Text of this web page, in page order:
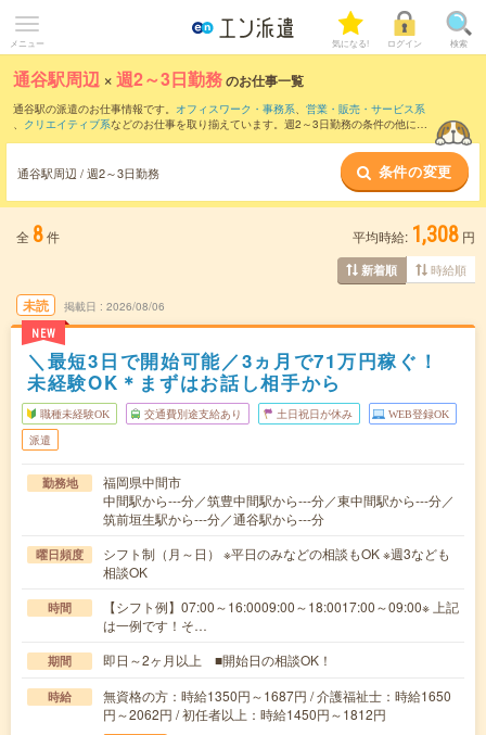
メニュー 気になる! ログイン 検索
通谷駅周辺 ×週2～3日勤務のお仕事一覧
通谷駅の派遣のお仕事情報です。 オフィスワーク・事務系、 営業・販売・サービス系
、 クリエイティブ系などのお仕事を取り揃えています。週2～3日勤務の条件の他に、
通谷駅周辺 / 週2～3日勤務 条件の変更
全 8件 平均時給: 1,308 円
新着順 時給順
未読
NEW
掲載日 2026/08/06
＼最短3日で開始可能／3ヵ月で71万円稼ぐ！
未経験OK＊まずはお話し相手から
職種未経験OK 交通費別途支給あり 土日祝日が休み WEB登録OK
派遣
勤務地
福岡県中間市
中間駅から---分／筑豊中間駅から---分／東中間駅から---分／
筑前垣生駅から---分／通谷駅から---分
曜日頻度
シフト制（月～日） ※平日のみなどの相談もOK ※週3なども
相談OK
時間
【シフト例】07:00～16:0009:00～18:0017:00～09:00※ 上記
は一例です！そ…
期間 即日～2ヶ月以上 ■開始日の相談OK！
時給
無資格の方：時給1350円～1687円 / 介護福祉士：時給1650
円～2062円 / 初任者以上：時給1450円～1812円